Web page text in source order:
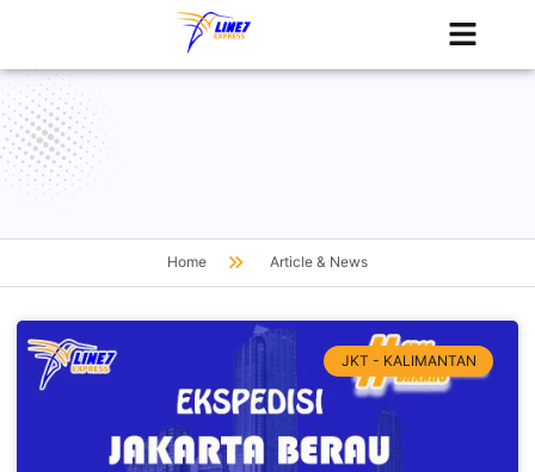
Home Article & News
JKT - KALIMANTAN